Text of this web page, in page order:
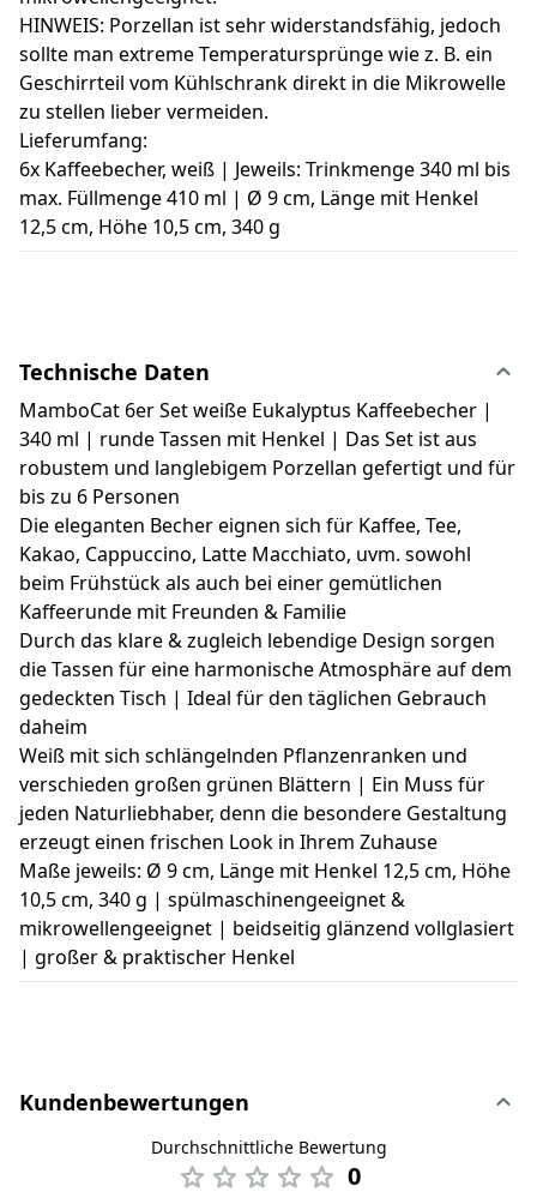
HINWEIS: Porzellan ist sehr widerstandsfähig, jedoch
sollte man extreme Temperatursprünge wie z. B. ein
Geschirrteil vom Kühlschrank direkt in die Mikrowelle
zu stellen lieber vermeiden.
Lieferumfang:
6x Kaffeebecher, weiß | Jeweils: Trinkmenge 340 ml bis
max. Füllmenge 410 ml | Ø 9 cm, Länge mit Henkel
12,5 cm, Höhe 10,5 cm, 340 g
Technische Daten
MamboCat 6er Set weiße Eukalyptus Kaffeebecher |
340 ml | runde Tassen mit Henkel | Das Set ist aus
robustem und langlebigem Porzellan gefertigt und für
bis zu 6 Personen
Die eleganten Becher eignen sich für Kaffee, Tee,
Kakao, Cappuccino, Latte Macchiato, uvm. sowohl
beim Frühstück als auch bei einer gemütlichen
Kaffeerunde mit Freunden & Familie
Durch das klare & zugleich lebendige Design sorgen
die Tassen für eine harmonische Atmosphäre auf dem
gedeckten Tisch | Ideal für den täglichen Gebrauch
daheim
Weiß mit sich schlängelnden Pflanzenranken und
verschieden großen grünen Blättern | Ein Muss für
jeden Naturliebhaber, denn die besondere Gestaltung
erzeugt einen frischen Look in Ihrem Zuhause
Maße jeweils: Ø 9 cm, Länge mit Henkel 12,5 cm, Höhe
10,5 cm, 340 g | spülmaschinengeeignet &
mikrowellengeeignet | beidseitig glänzend vollglasiert
| großer & praktischer Henkel
Kundenbewertungen
Durchschnittliche Bewertung
0